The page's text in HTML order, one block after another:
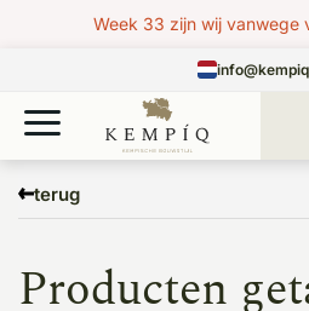
Week 33 zijn wij vanwege
terug
L-227
Producten